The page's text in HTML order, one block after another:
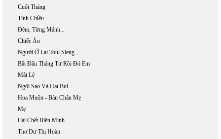
Cuối Tháng
Tình Chiều
Đêm, Từng Mảnh...
Chiếc Áo
Người Ở Lại Toul Sleng
Bắt Đầu Tháng Tư Rồi Đó Em
Mắt Lệ
Ngôi Sao Và Hạt Bụi
Hoa Muộn - Bàn Chân Mẹ
Mẹ
Cái Chết Biện Minh
Thơ Dư Thị Hoàn